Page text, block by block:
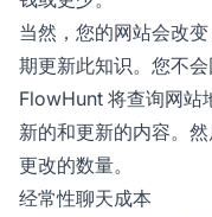
当然，您的网站会改
期更新此知识。您不会
FlowHunt 将查询网站
新的和更新的内容。
更改的数量。
经常性聊天成本